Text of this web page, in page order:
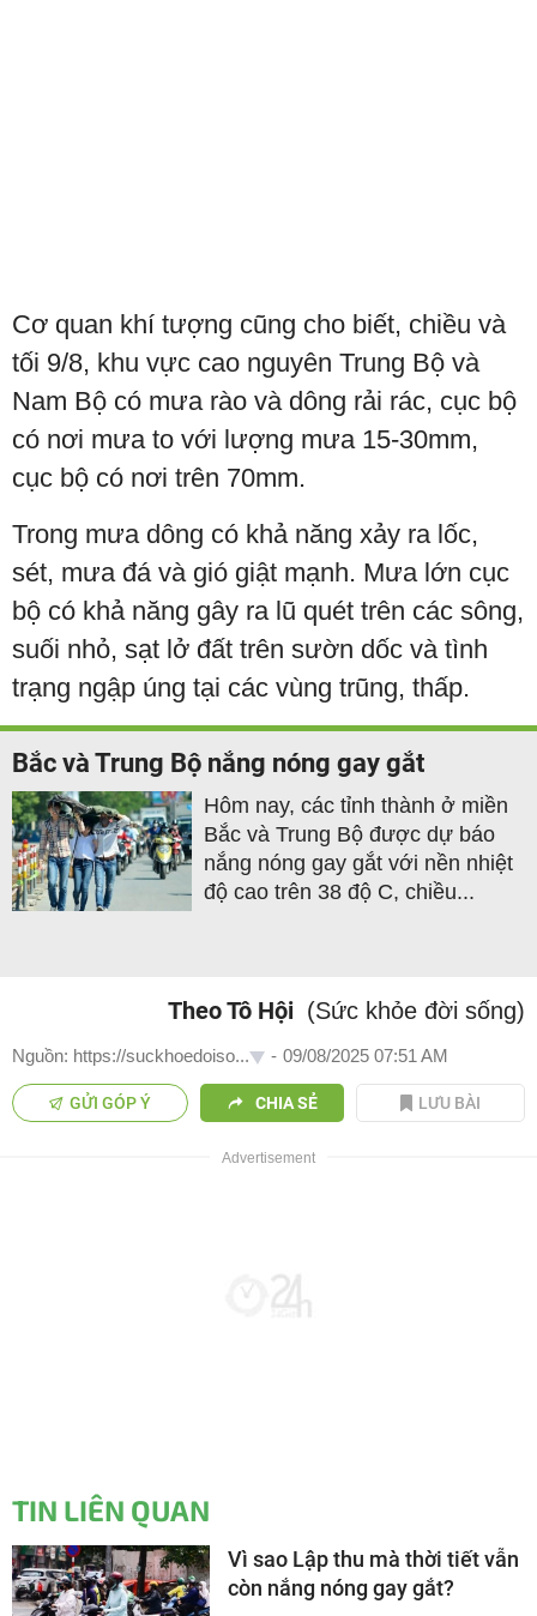
Cơ quan khí tượng cũng cho biết, chiều và
tối 9/8, khu vực cao nguyên Trung Bộ và
Nam Bộ có mưa rào và dông rải rác, cục bộ
có nơi mưa to với lượng mưa 15-30mm,
cục bộ có nơi trên 70mm.
Trong mưa dông có khả năng xảy ra lốc,
sét, mưa đá và gió giật mạnh. Mưa lớn cục
bộ có khả năng gây ra lũ quét trên các sông,
suối nhỏ, sạt lở đất trên sườn dốc và tình
trạng ngập úng tại các vùng trũng, thấp.
Bắc và Trung Bộ nắng nóng gay gắt
Hôm nay, các tỉnh thành ở miền
Bắc và Trung Bộ được dự báo
nắng nóng gay gắt với nền nhiệt
độ cao trên 38 độ C, chiều...
Theo Tô Hội (Sức khỏe đời sống)
Nguồn: https://suckhoedoiso... - 09/08/2025 07:51 AM
GỬI GÓP Ý CHIA SẺ LƯU BÀI
TIN LIÊN QUAN
Vì sao Lập thu mà thời tiết vẫn
còn nắng nóng gay gắt?